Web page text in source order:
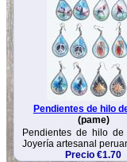
Pendientes de hilo
(pame)
Pendientes de hilo
Joyería artesanal
Precio €1.70